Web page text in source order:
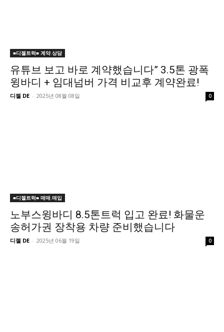
■디젤트럭■ 계약.상담
유튜브 보고 바로 계약했습니다” 3.5톤 광폭
윙바디 + 임대넘버 가격 비교후 계약완료!
디젤 DE - 2025년 08월 08일 0
■디젤트럭■ 매매.매입
노부스윙바디 8.5톤트럭 입고 완료! 화물운
송허가권 장착용 차량 준비했습니다
디젤 DE - 2025년 06월 19일 0